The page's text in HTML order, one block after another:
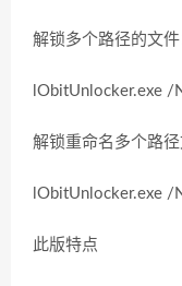
解锁多个路径的文件
lObitUnlocker.exe /
解锁重命名多个路径
lObitUnlocker.exe /
此版特点